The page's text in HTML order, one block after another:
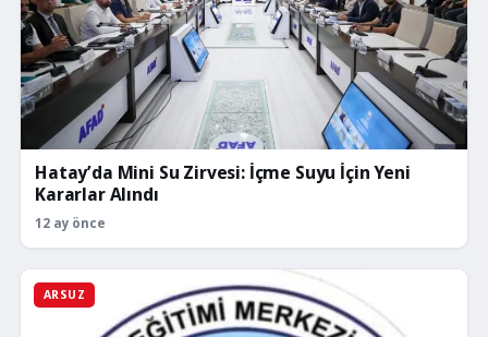
Hatay’da Mini Su Zirvesi: İçme Suyu İçin Yeni
Kararlar Alındı
12 ay önce
ARSUZ